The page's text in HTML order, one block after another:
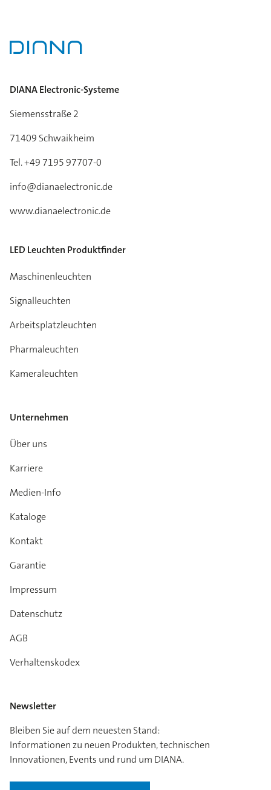
DIANA Electronic-Systeme
Siemensstraße 2
71409 Schwaikheim
Tel. +49 7195 97707-0
info@dianaelectronic.de
www.dianaelectronic.de
LED Leuchten Produktfinder
Maschinenleuchten
Signalleuchten
Arbeitsplatzleuchten
Pharmaleuchten
Kameraleuchten
Unternehmen
Über uns
Karriere
Medien-Info
Kataloge
Kontakt
Garantie
Impressum
Datenschutz
AGB
Verhaltenskodex
Newsletter
Bleiben Sie auf dem neuesten Stand:
Informationen zu neuen Produkten, technischen
Innovationen, Events und rund um DIANA.